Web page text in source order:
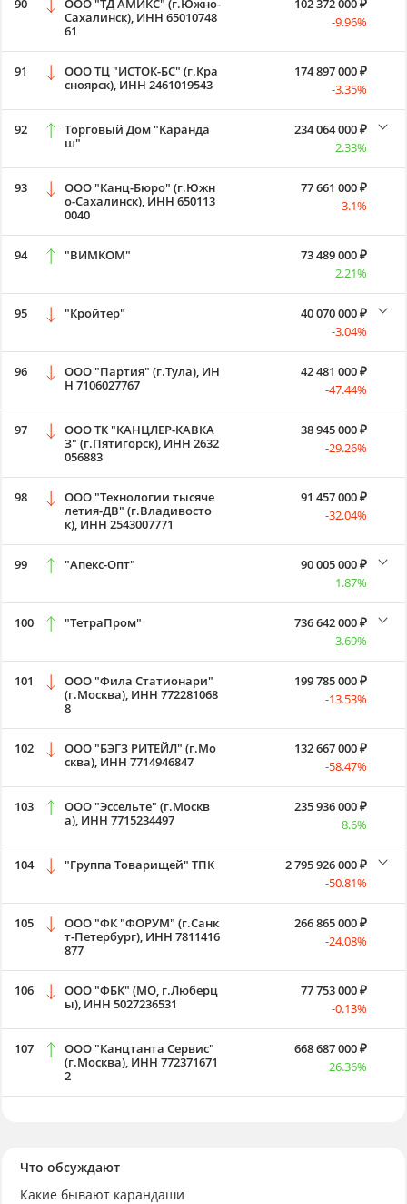
Сахалинск), ИНН 65010748
61
-9.96%
91
ООО ТЦ "ИСТОК-БС" (г.Кра
сноярск), ИНН 2461019543
174 897 000 ₽
-3.35%
92
Торговый Дом "Каранда
ш"
234 064 000 ₽
2.33%
93
ООО "Канц-Бюро" (г.Южн
о-Сахалинск), ИНН 650113
0040
77 661 000 ₽
-3.1%
94 "ВИМКОМ"
73 489 000 ₽
2.21%
95 "Кройтер"
40 070 000 ₽
-3.04%
96
ООО "Партия" (г.Тула), ИН
Н 7106027767
42 481 000 ₽
-47.44%
97
ООО ТК "КАНЦЛЕР-КАВКА
З" (г.Пятигорск), ИНН 2632
056883
38 945 000 ₽
-29.26%
98
ООО "Технологии тысяче
летия-ДВ" (г.Владивосто
к), ИНН 2543007771
91 457 000 ₽
-32.04%
99 "Апекс-Опт"
90 005 000 ₽
1.87%
100 "ТетраПром"
736 642 000 ₽
3.69%
101
ООО "Фила Статионари"
(г.Москва), ИНН 772281068
8
199 785 000 ₽
-13.53%
102
ООО "БЭГЗ РИТЕЙЛ" (г.Мо
сква), ИНН 7714946847
132 667 000 ₽
-58.47%
103
ООО "Эссельте" (г.Москв
а), ИНН 7715234497
235 936 000 ₽
8.6%
104 "Группа Товарищей" ТПК
2 795 926 000 ₽
-50.81%
105
ООО "ФК "ФОРУМ" (г.Санк
т-Петербург), ИНН 7811416
877
266 865 000 ₽
-24.08%
106
ООО "ФБК" (МО, г.Люберц
ы), ИНН 5027236531
77 753 000 ₽
-0.13%
107
ООО "Канцтанта Сервис"
(г.Москва), ИНН 772371671
2
668 687 000 ₽
26.36%
Что обсуждают
Какие бывают карандаши